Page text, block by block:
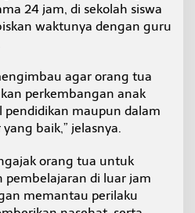
24 jam, di sekolah siswa
waktunya dengan guru
agar orang tua
perkembangan anak
pendidikan maupun dalam
baik,” jelasnya.
orang tua untuk
di luar jam
memantau perilaku